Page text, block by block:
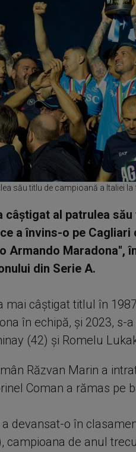
său titlu de campioană a Italiei
câștigat al patrulea
a învins-o pe
Armando Maradona'',
din Serie A.
mai câștigat titlul în
în echipă, și 2023,
(42) și Romelu
Răzvan Marin a
Coman a rămas pe
a devansat-o în
campioana de anul